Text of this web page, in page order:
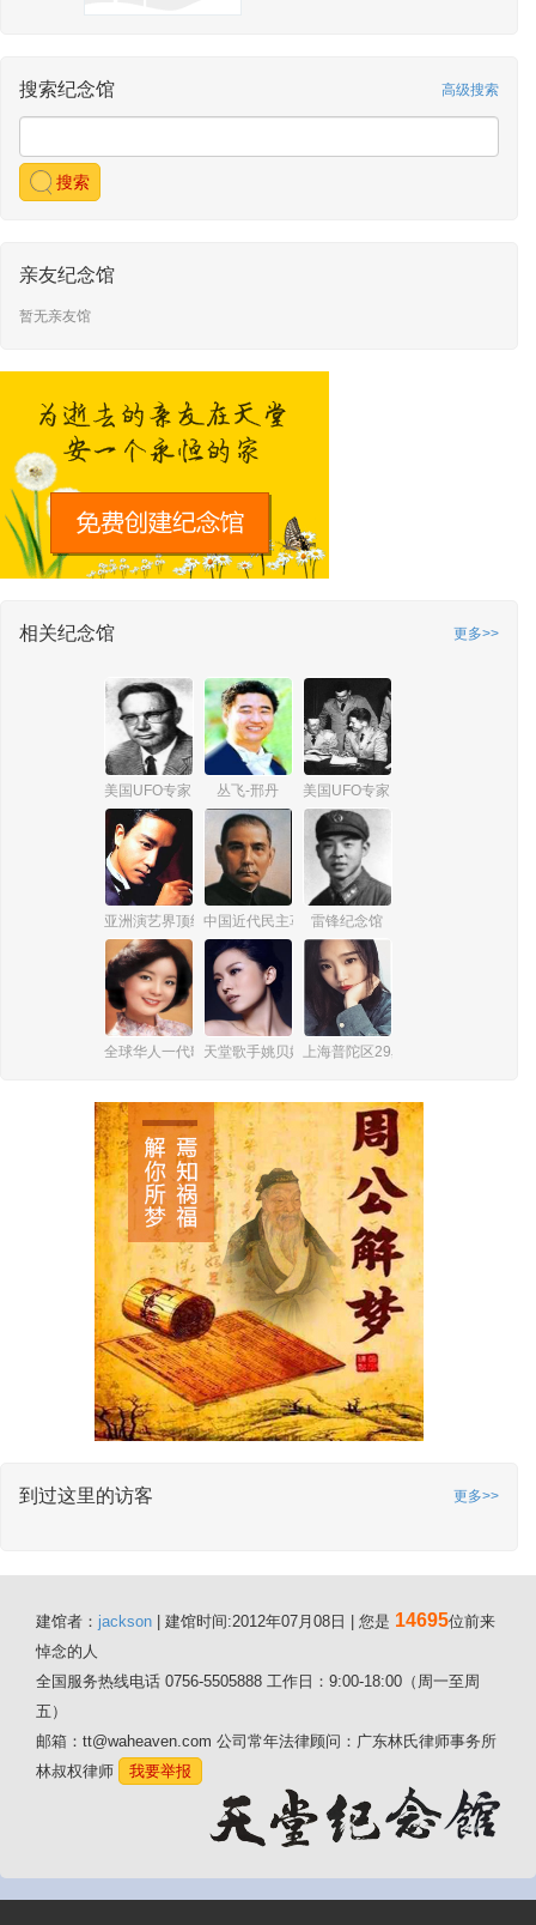
搜索纪念馆 高级搜索
搜索
亲友纪念馆
暂无亲友馆
相关纪念馆 更多>>
美国UFO专家 詹姆斯·爱德华·麦克唐纳
丛飞-邢丹 美国UFO专家 爱德华·鲁伯特
亚洲演艺界顶级巨星张国荣中国近代民主革命伟大先行者孙中山
雷锋纪念馆
全球华人一代歌后邓丽君
天堂歌手姚贝娜 上海普陀区29岁女孩杨俪萍
到过这里的访客 更多>>
建馆者： jackson | 建馆时间:2012年07月08日 | 您是 14695位前来
悼念的人
全国服务热线电话 0756-5505888 工作日：9:00-18:00（周一至周
五）
邮箱：tt@waheaven.com 公司常年法律顾问：广东林氏律师事务所
林叔权律师
我要举报